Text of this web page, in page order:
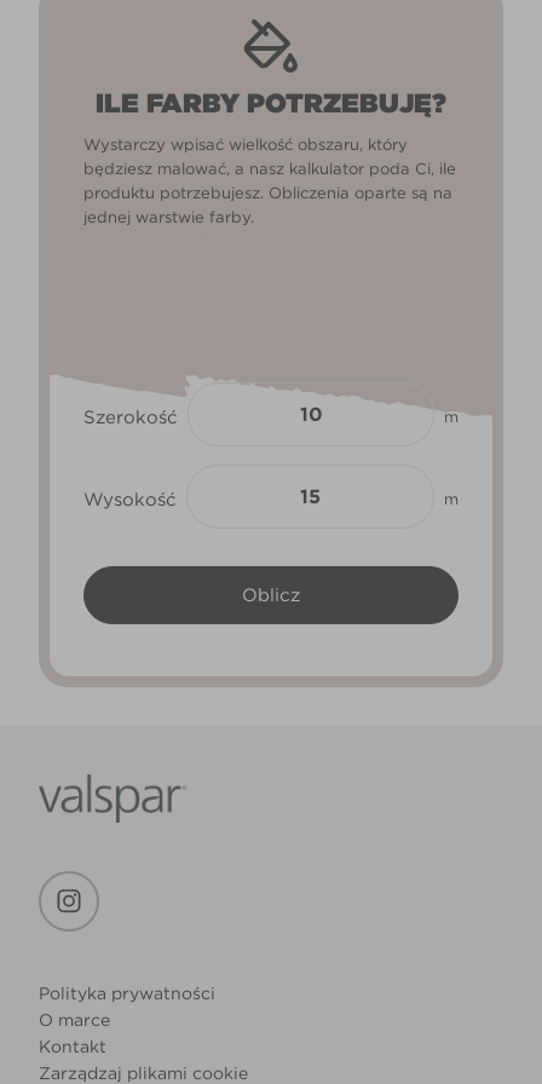
ILE FARBY POTRZEBUJĘ?
Wystarczy wpisać wielkość obszaru, który
będziesz malować, a nasz kalkulator poda Ci, ile
produktu potrzebujesz. Obliczenia oparte są na
jednej warstwie farby.
Szerokość m
Wysokość m
Polityka prywatności
O marce
Kontakt
Zarządzaj plikami cookie